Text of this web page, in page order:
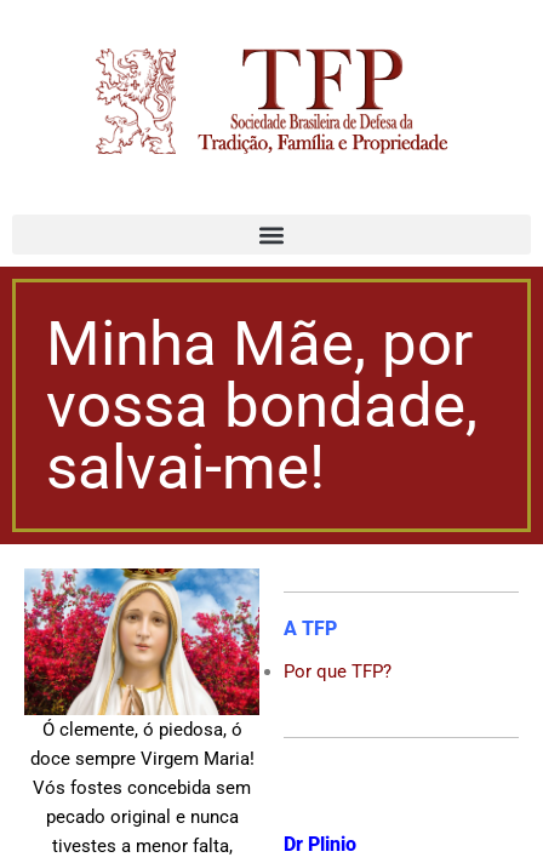
Minha Mãe, por
vossa bondade,
salvai-me!
Ó clemente, ó piedosa, ó
doce sempre Virgem Maria!
Vós fostes concebida sem
pecado original e nunca
tivestes a menor falta,
A TFP
Por que TFP?
Dr Plinio